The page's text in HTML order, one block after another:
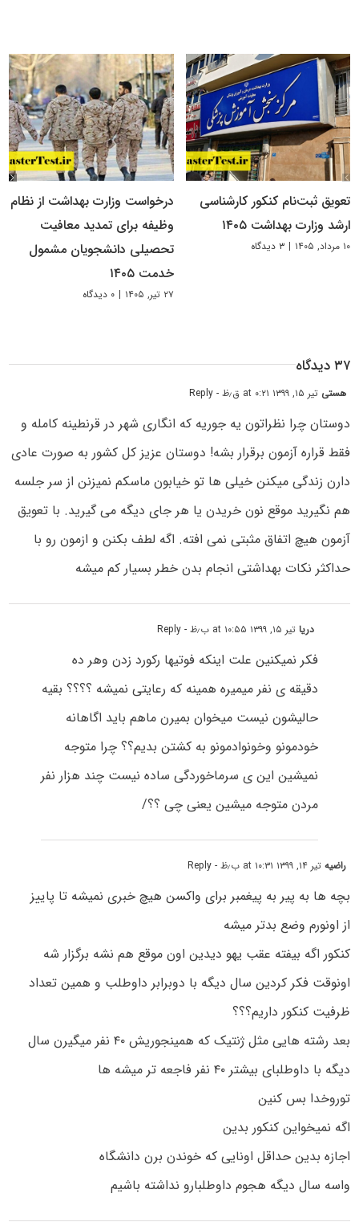
تعویق ثبت‌نام کنکور کارشناسی
ارشد وزارت بهداشت ۱۴۰۵
۱۰ مرداد, ۱۴۰۵ | ۳ دیدگاه
درخواست وزارت بهداشت از نظام
وظیفه برای تمدید معافیت
تحصیلی دانشجویان مشمول
خدمت ۱۴۰۵
۲۷ تیر, ۱۴۰۵ | ۰ دیدگاه
۳۷ دیدگاه
هستی تیر ۱۵, ۱۳۹۹ at ۰:۲۱ ق٫ظ - Reply
دوستان چرا نظراتون یه جوریه که انگاری شهر در قرنطینه کامله و
فقط قراره آزمون برقرار بشه! دوستان عزیز کل کشور به صورت عادی
دارن زندگی میکنن خیلی ها تو خیابون ماسکم نمیزنن از سر جلسه
هم نگیرید موقع نون خریدن یا هر جای دیگه می گیرید. با تعویق
آزمون هیچ اتفاق مثبتی نمی افته. اگه لطف بکنن و ازمون رو با
حداکثر نکات بهداشتی انجام بدن خطر بسیار کم میشه
دریاتیر ۱۵, ۱۳۹۹ at ۱۰:۵۵ ب٫ظ - Reply
فکر نمیکنین علت اینکه فوتیها رکورد زدن وهر ده
دقیقه ی نفر میمیره همینه که رعایتی نمیشه ؟؟؟؟ بقیه
حالیشون نیست میخوان بمیرن ماهم باید اگاهانه
خودمونو وخونوادمونو به کشتن بدیم؟؟ چرا متوجه
نمیشین این ی سرماخوردگی ساده نیست چند هزار نفر
مردن متوجه میشین یعنی چی ؟؟/
راضیهتیر ۱۴, ۱۳۹۹ at ۱۰:۳۱ ب٫ظ - Reply
بچه ها به پیر به پیغمبر برای واکسن هیچ خبری نمیشه تا پاییز
از اونورم وضع بدتر میشه
کنکور اگه بیفته عقب یهو دیدین اون موقع هم نشه برگزار شه
اونوقت فکر کردین سال دیگه با دوبرابر داوطلب و همین تعداد
ظرفیت کنکور داریم؟؟؟
بعد رشته هایی مثل ژنتیک که همینجوریش ۴۰ نفر میگیرن سال
دیگه با داوطلبای بیشتر ۴۰ نفر فاجعه تر میشه ها
توروخدا بس کنین
اگه نمیخواین کنکور بدین
اجازه بدین حداقل اونایی که خوندن برن دانشگاه
واسه سال دیگه هجوم داوطلبارو نداشته باشیم